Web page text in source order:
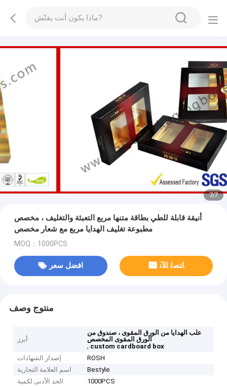
7/7
أنيقة قابلة للطي بطاقة متنها مربع التعبئة والتغليف ، مخصص
مطبوعة تغليف الهدايا مربع مع شعار مخصص
MOQ：1000PCS
افضل سعر ﺎﺘﺼﻟ ﺍﻶﻧ
منتوج وصف
أبرز
علب الهدايا من الورق المقوى ، صندوق من
الورق المقوى المخصص
,custom cardboard box
إصدار الشهادات
ROSH
اسم العلامة التجارية
Bestyle
الحد الأدنى لكمية
1000PCS